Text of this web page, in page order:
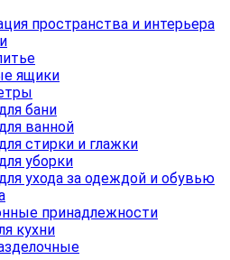
пространства и интерьера
ящики
бани
ванной
стирки и глажки
уборки
ухода за одеждой и обувью
принадлежности
кухни